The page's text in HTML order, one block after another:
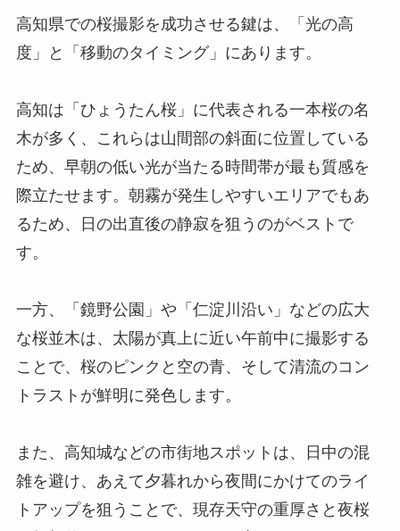
高知県での桜撮影を成功させる鍵は、「光の高
度」と「移動のタイミング」にあります。
高知は「ひょうたん桜」に代表される一本桜の名
木が多く、これらは山間部の斜面に位置している
ため、早朝の低い光が当たる時間帯が最も質感を
際立たせます。朝霧が発生しやすいエリアでもあ
るため、日の出直後の静寂を狙うのがベストで
す。
一方、「鏡野公園」や「仁淀川沿い」などの広大
な桜並木は、太陽が真上に近い午前中に撮影する
ことで、桜のピンクと空の青、そして清流のコン
トラストが鮮明に発色します。
また、高知城などの市街地スポットは、日中の混
雑を避け、あえて夕暮れから夜間にかけてのライ
トアップを狙うことで、現存天守の重厚さと夜桜